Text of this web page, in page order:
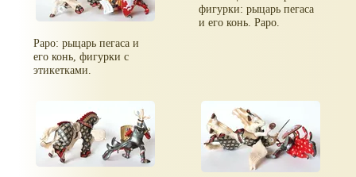
Papo: рыцарь пегаса и
его конь, фигурки с
этикетками.
фигурки: рыцарь пегаса
и его конь. Papo.